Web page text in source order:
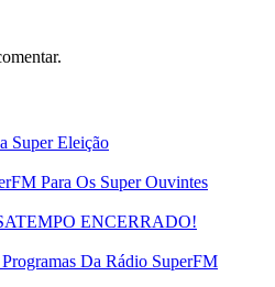
Super Eleição
Para Os Super Ouvintes
ENCERRADO!
Da Rádio SuperFM